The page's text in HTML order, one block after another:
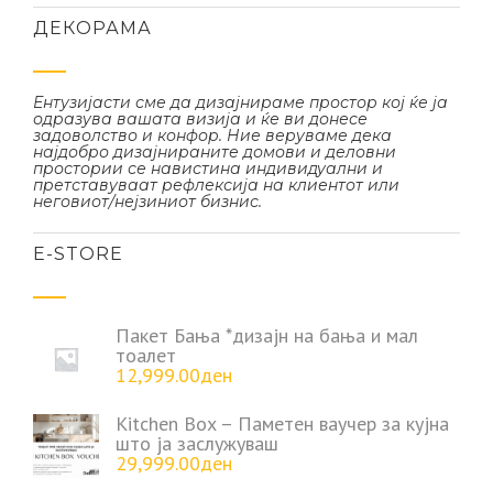
ДЕКОРАМА
Ентузијасти сме да дизајнираме простор кој ќе ја
одразува вашата визија и ќе ви донесе
задоволство и конфор. Ние веруваме дека
најдобро дизајнираните домови и деловни
простории се навистина индивидуални и
претставуваат рефлексија на клиентот или
неговиот/нејзиниот бизнис.
Е-STORE
Пакет Бања *дизајн на бања и мал
тоалет
12,999.00ден
Kitchen Box – Паметен ваучер за кујна
што ја заслужуваш
29,999.00ден